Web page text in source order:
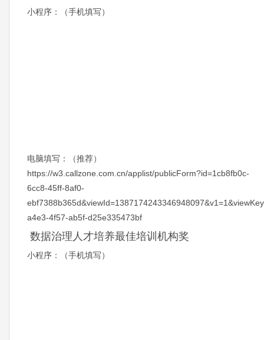
小程序：（手机填写）
电脑填写：（推荐）
https://w3.callzone.com.cn/applist/publicForm?id=1cb8fb0c-
6cc8-45ff-8af0-
a4e3-4f57-ab5f-d25e335473bf
数据治理人才培养最佳培训机构奖
小程序：（手机填写）